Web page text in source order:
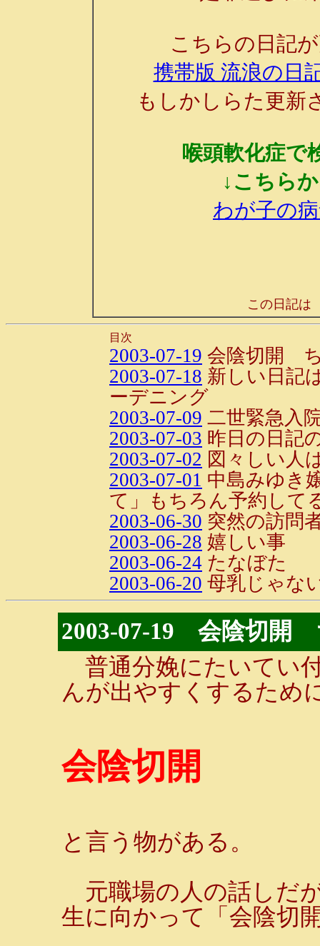
こちらの日記
携帯版 流浪の日
もしかしらた更新
喉頭軟化症で
↓こちら
わが子の
この日記は
目次
2003-07-19 会陰切開
2003-07-18 新しい日記
ーデニング
2003-07-09 二世緊急入
2003-07-03 昨日の日記
2003-07-02 図々しい人
2003-07-01 中島みゆき
て」もちろん予約して
2003-06-30 突然の訪問
2003-06-28 嬉しい事
2003-06-24 たなぼた
2003-06-20 母乳じゃな
2003-07-19 会陰切開
普通分娩にたいてい
んが出やすくするため
会陰切開
と言う物がある。
元職場の人の話しだ
生に向かって「会陰切